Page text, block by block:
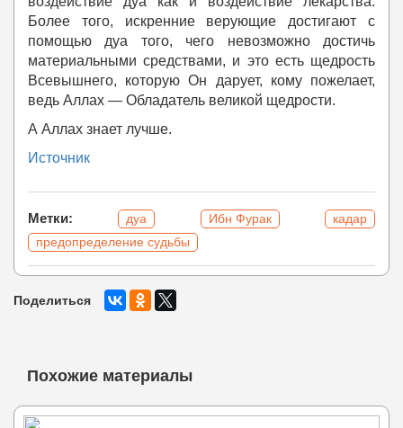
Более того, искренние верующие достигают с
помощью дуа того, чего невозможно достичь
материальными средствами, и это есть щедрость
Всевышнего, которую Он дарует, кому пожелает,
ведь Аллах — Обладатель великой щедрости.
А Аллах знает лучше.
Источник
Метки: дуа Ибн Фурак
кадар
предопределение судьбы
Поделиться
Похожие материалы